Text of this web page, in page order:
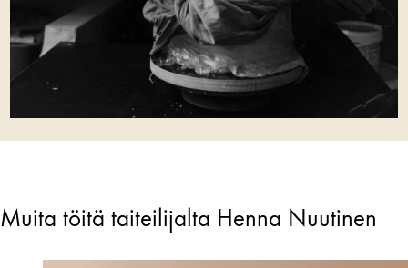
Muita töitä taiteilijalta Henna Nuutinen